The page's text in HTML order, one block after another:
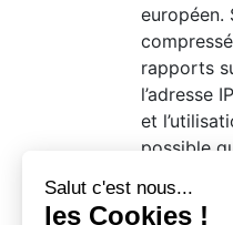
européen.
rapports
l’adresse
et
possible
données
Google,